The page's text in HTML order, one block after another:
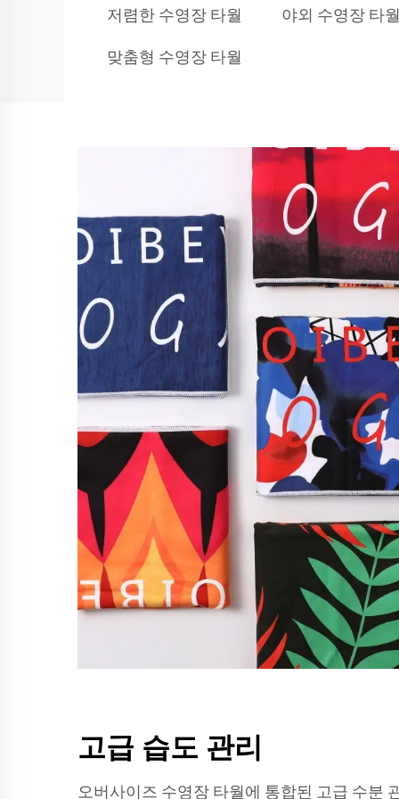
저렴한 수영장 타월 야외 수영장 타
맞춤형 수영장 타월
고급 습도 관리
오버사이즈 수영장 타월에 통합된 고급 수분